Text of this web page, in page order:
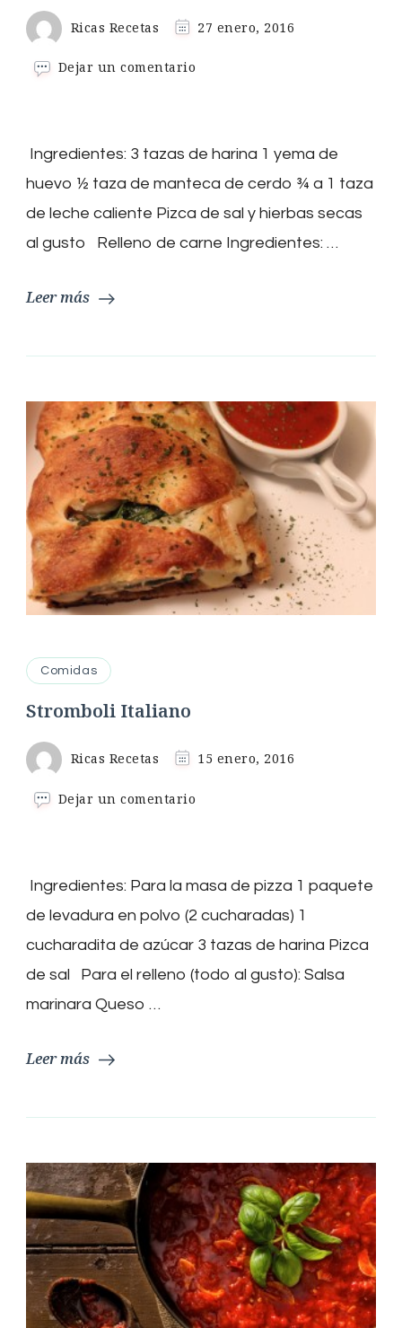
Ricas Recetas 27 enero, 2016
Dejar un comentario
Ingredientes: 3 tazas de harina 1 yema de
huevo ½ taza de manteca de cerdo ¾ a 1 taza
de leche caliente Pizca de sal y hierbas secas
al gusto Relleno de carne Ingredientes: …
Leer más
Comidas
Stromboli Italiano
Ricas Recetas 15 enero, 2016
Dejar un comentario
Ingredientes: Para la masa de pizza 1 paquete
de levadura en polvo (2 cucharadas) 1
cucharadita de azúcar 3 tazas de harina Pizca
de sal Para el relleno (todo al gusto): Salsa
marinara Queso …
Leer más